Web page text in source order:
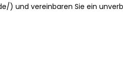
und vereinbaren Sie ein